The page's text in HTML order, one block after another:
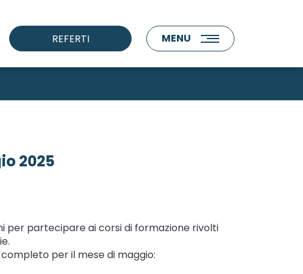
REFERTI MENU
2025
per partecipare ai corsi di formazione rivolti
per il mese di maggio: